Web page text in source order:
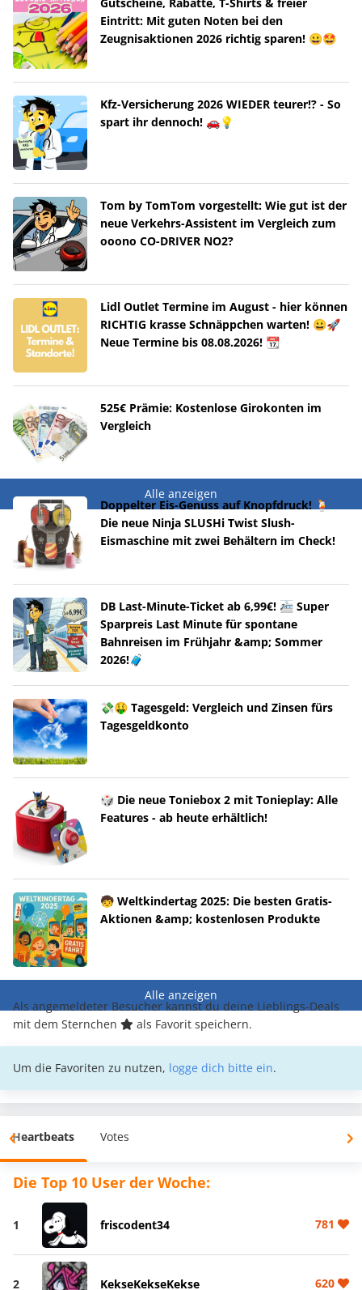
Eintritt: Mit guten Noten bei den
Zeugnisaktionen 2026 richtig sparen! 😀🤩
Kfz-Versicherung 2026 WIEDER teurer!? - So
spart ihr dennoch! 🚗💡
Tom by TomTom vorgestellt: Wie gut ist der
neue Verkehrs-Assistent im Vergleich zum
ooono CO-DRIVER NO2?
Lidl Outlet Termine im August - hier können
RICHTIG krasse Schnäppchen warten! 😀🚀
Neue Termine bis 08.08.2026! 📆
525€ Prämie: Kostenlose Girokonten im
Vergleich
Alle anzeigen
Doppelter Eis-Genuss auf Knopfdruck! 🍹
Die neue Ninja SLUSHi Twist Slush-
Eismaschine mit zwei Behältern im Check!
DB Last-Minute-Ticket ab 6,99€! 🚈 Super
Sparpreis Last Minute für spontane
Bahnreisen im Frühjahr &amp; Sommer
2026!🧳
💸🤑 Tagesgeld: Vergleich und Zinsen fürs
Tagesgeldkonto
🎲 Die neue Toniebox 2 mit Tonieplay: Alle
Features - ab heute erhältlich!
🧒 Weltkindertag 2025: Die besten Gratis-
Aktionen &amp; kostenlosen Produkte
Alle anzeigen
Als angemeldeter Besucher kannst du deine Lieblings-Deals
mit dem Sternchen
als Favorit speichern.
Um die Favoriten zu nutzen, logge dich bitte ein.
Heartbeats Votes
Die Top 10 User der Woche:
1 friscodent34 781
2 KekseKekseKekse 620